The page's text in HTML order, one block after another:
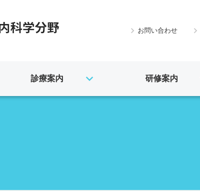
お問い合わせ
診療案内 研修案内